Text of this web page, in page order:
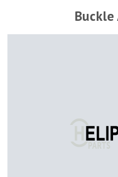
Buckle